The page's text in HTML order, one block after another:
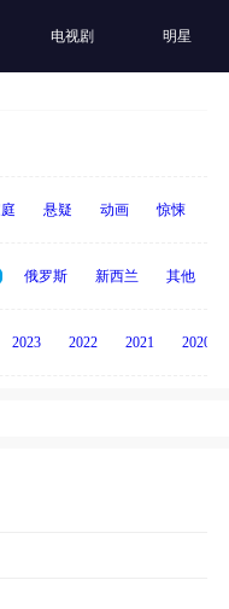
电视剧 明星
悬疑 动画 惊悚
俄罗斯 新西兰 其他
2023 2022 2021 2020